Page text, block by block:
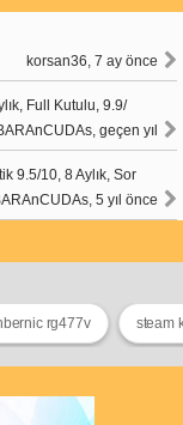
korsan36, 7 ay önce
Full Kutulu, 9.9/
geçen yıl
9.5/10, 8 Aylık, Sor
5 yıl önce
rg477v steam